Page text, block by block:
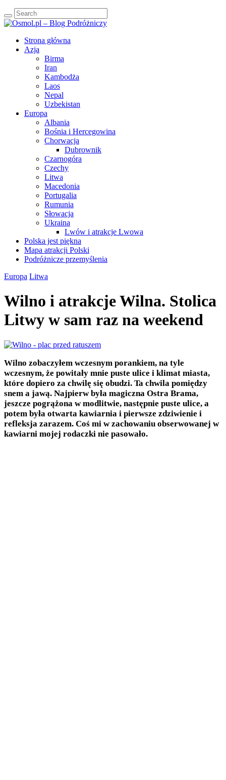
Strona główna
Azja
Birma
Iran
Kambodża
Laos
Nepal
Uzbekistan
Europa
Albania
Bośnia i Hercegowina
Chorwacja
Dubrownik
Czarnogóra
Czechy
Litwa
Macedonia
Portugalia
Rumunia
Słowacja
Ukraina
Lwów i atrakcje Lwowa
Polska jest piękna
Mapa atrakcji Polski
Podróżnicze przemyślenia
Europa Litwa
Wilno i atrakcje Wilna. Stolica
Litwy w sam raz na weekend
Wilno zobaczyłem wczesnym porankiem, na tyle
wczesnym, że powitały mnie puste ulice i klimat miasta,
które dopiero za chwilę się obudzi. Ta chwila pomiędzy
snem a jawą. Najpierw była magiczna Ostra Brama,
jeszcze pogrążona w modlitwie, następnie puste ulice, a
potem była otwarta kawiarnia i pierwsze zdziwienie i
refleksja zarazem. Coś mi w zachowaniu obserwowanej w
kawiarni mojej rodaczki nie pasowało.